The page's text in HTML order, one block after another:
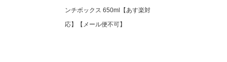
ンチボックス 650ml【あす楽対
応】【メール便不可】